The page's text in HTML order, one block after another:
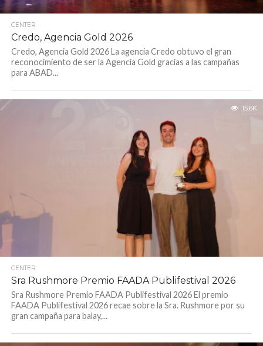
CENTER
Credo, Agencia Gold 2026
Credo, Agencia Gold 2026 La agencia Credo obtuvo el gran
reconocimiento de ser la Agencia Gold gracias a las campañas
para ABAD...
15.6K
CENTER
Sra Rushmore Premio FAADA Publifestival 2026
Sra Rushmore Premio FAADA Publifestival 2026 El premio
FAADA Publifestival 2026 recae sobre la Sra. Rushmore por su
gran campaña para balay,...